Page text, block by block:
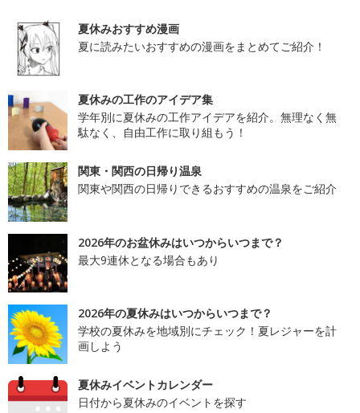
夏休みおすすめ漫画
夏に読みたいおすすめの漫画をまとめてご紹介！
夏休みの工作のアイデア集
学年別に夏休みの工作アイデアを紹介。無理なく無
駄なく、自由工作に取り組もう！
関東・関西の日帰り温泉
関東や関西の日帰りできるおすすめの温泉をご紹介
2026年のお盆休みはいつからいつまで？
最大9連休となる場合もあり
2026年の夏休みはいつからいつまで？
学校の夏休みを地域別にチェック！夏レジャーを計
画しよう
夏休みイベントカレンダー
日付から夏休みのイベントを探す